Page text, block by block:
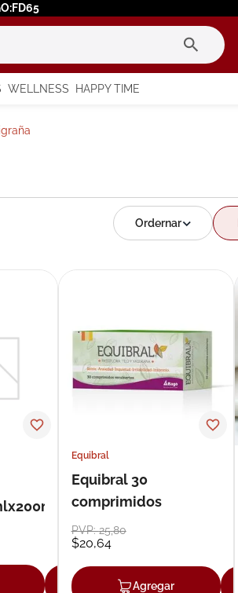
WELLNESS HAPPY TIME
Agregar
Equibral
Equibral 30
comprimidos
PVP:25,80
$20,64
Agregar